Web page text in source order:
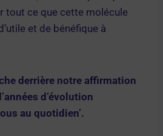
tout ce que cette molécule
et de bénéfique à
derrière notre affirmation
d’évolution
au quotidien’.